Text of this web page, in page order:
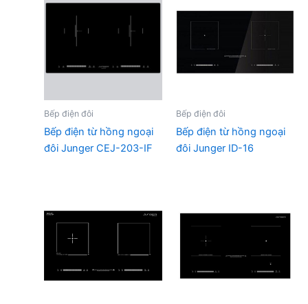
Bếp điện đôi
Bếp điện từ hồng ngoại
đôi Junger CEJ-203-IF
Bếp điện đôi
Bếp điện từ hồng ngoại
đôi Junger ID-16